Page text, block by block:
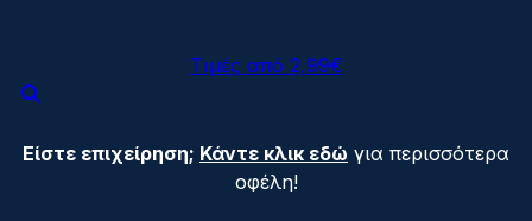
Τιμές από 2,99€
Είστε επιχείρηση; Κάντε κλικ εδώ για περισσότερα
οφέλη!